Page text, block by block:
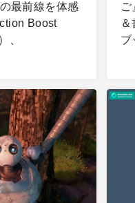
最前線を体感
Boost
、
ブ